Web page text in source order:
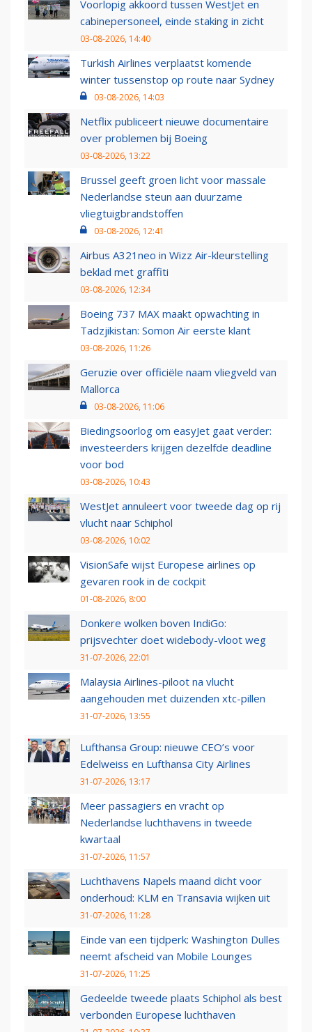
Voorlopig akkoord tussen WestJet en
cabinepersoneel, einde staking in zicht
03-08-2026, 14:40
Turkish Airlines verplaatst komende
winter tussenstop op route naar Sydney
03-08-2026, 14:03
Netflix publiceert nieuwe documentaire
over problemen bij Boeing
03-08-2026, 13:22
Brussel geeft groen licht voor massale
Nederlandse steun aan duurzame
vliegtuigbrandstoffen
03-08-2026, 12:41
Airbus A321neo in Wizz Air-kleurstelling
beklad met graffiti
03-08-2026, 12:34
Boeing 737 MAX maakt opwachting in
Tadzjikistan: Somon Air eerste klant
03-08-2026, 11:26
Geruzie over officiële naam vliegveld van
Mallorca
03-08-2026, 11:06
Biedingsoorlog om easyJet gaat verder:
investeerders krijgen dezelfde deadline
voor bod
03-08-2026, 10:43
WestJet annuleert voor tweede dag op rij
vlucht naar Schiphol
03-08-2026, 10:02
VisionSafe wijst Europese airlines op
gevaren rook in de cockpit
01-08-2026, 8:00
Donkere wolken boven IndiGo:
prijsvechter doet widebody-vloot weg
31-07-2026, 22:01
Malaysia Airlines-piloot na vlucht
aangehouden met duizenden xtc-pillen
31-07-2026, 13:55
Lufthansa Group: nieuwe CEO’s voor
Edelweiss en Lufthansa City Airlines
31-07-2026, 13:17
Meer passagiers en vracht op
Nederlandse luchthavens in tweede
kwartaal
31-07-2026, 11:57
Luchthavens Napels maand dicht voor
onderhoud: KLM en Transavia wijken uit
31-07-2026, 11:28
Einde van een tijdperk: Washington Dulles
neemt afscheid van Mobile Lounges
31-07-2026, 11:25
Gedeelde tweede plaats Schiphol als best
verbonden Europese luchthaven